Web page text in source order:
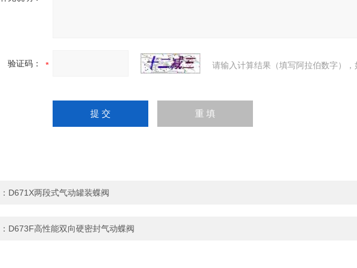
验证码： 请输入计算结果（填写阿拉伯数字），
D671X两段式气动罐装蝶阀
D673F高性能双向硬密封气动蝶阀